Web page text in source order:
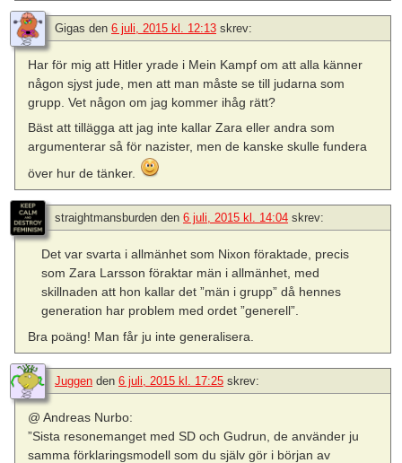
Gigas den 6 juli, 2015 kl. 12:13 skrev:
Har för mig att Hitler yrade i Mein Kampf om att alla känner
någon sjyst jude, men att man måste se till judarna som
grupp. Vet någon om jag kommer ihåg rätt?
Bäst att tillägga att jag inte kallar Zara eller andra som
argumenterar så för nazister, men de kanske skulle fundera
över hur de tänker.
straightmansburden den 6 juli, 2015 kl. 14:04 skrev:
Det var svarta i allmänhet som Nixon föraktade, precis
som Zara Larsson föraktar män i allmänhet, med
skillnaden att hon kallar det ”män i grupp” då hennes
generation har problem med ordet ”generell”.
Bra poäng! Man får ju inte generalisera.
Juggen den 6 juli, 2015 kl. 17:25 skrev:
@ Andreas Nurbo:
”Sista resonemanget med SD och Gudrun, de använder ju
samma förklaringsmodell som du själv gör i början av